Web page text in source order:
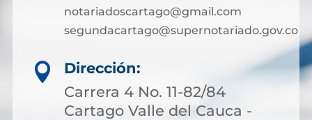
notariadoscartago@gmail.com
segundacartago@supernotariado.gov.co

Dirección:
Carrera 4 No. 11-82/84
Cartago Valle del Cauca -